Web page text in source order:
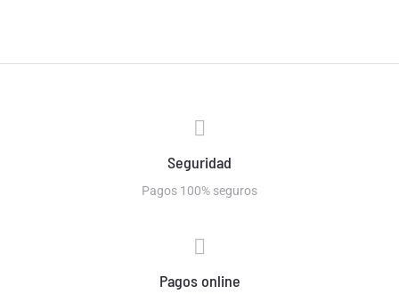
Seguridad
Pagos 100% seguros
Pagos online